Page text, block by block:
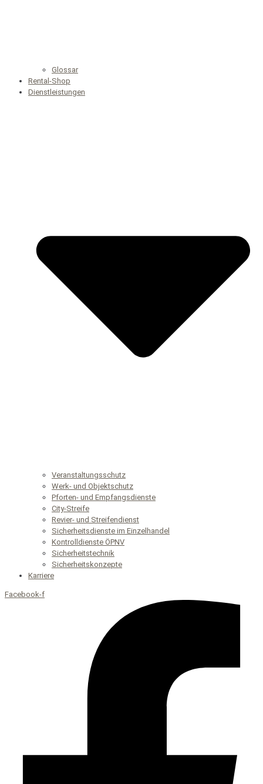
Glossar
Rental-Shop
Dienstleistungen
Veranstaltungsschutz
Werk- und Objektschutz
Pforten- und Empfangsdienste
City-Streife
Revier- und Streifendienst
Sicherheitsdienste im Einzelhandel
Kontrolldienste ÖPNV
Sicherheitstechnik
Sicherheitskonzepte
Karriere
Facebook-f